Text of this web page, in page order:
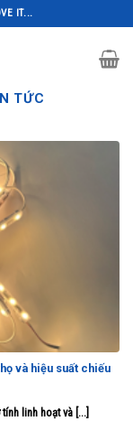
IT...
TỨC
và hiệu suất chiếu
linh hoạt và [...]